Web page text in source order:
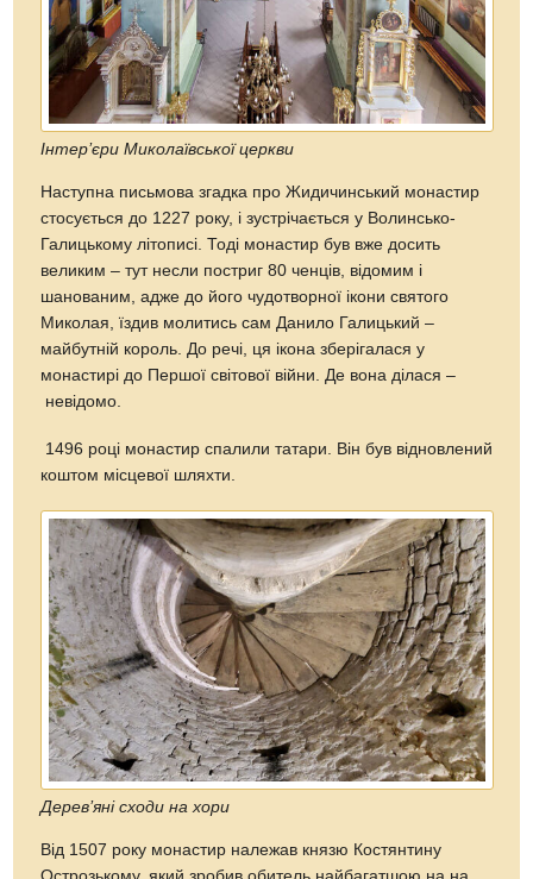
Інтер’єри Миколаївської церкви
Наступна письмова згадка про Жидичинський монастир
стосується до 1227 року, і зустрічається у Волинсько-
Галицькому літописі. Тоді монастир був вже досить
великим – тут несли постриг 80 ченців, відомим і
шанованим, адже до його чудотворної ікони святого
Миколая, їздив молитись сам Данило Галицький –
майбутній король. До речі, ця ікона зберігалася у
монастирі до Першої світової війни. Де вона ділася –
невідомо.
1496 році монастир спалили татари. Він був відновлений
коштом місцевої шляхти.
Дерев’яні сходи на хори
Від 1507 року монастир належав князю Костянтину